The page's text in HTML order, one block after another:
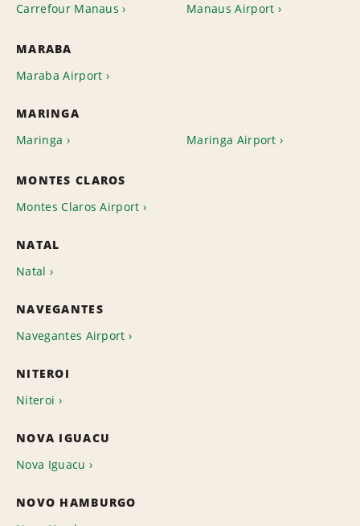
Carrefour Manaus
Manaus Airport
MARABA
Maraba Airport
MARINGA
Maringa
Maringa Airport
MONTES CLAROS
Montes Claros Airport
NATAL
Natal
NAVEGANTES
Navegantes Airport
NITEROI
Niteroi
NOVA IGUACU
Nova Iguacu
NOVO HAMBURGO